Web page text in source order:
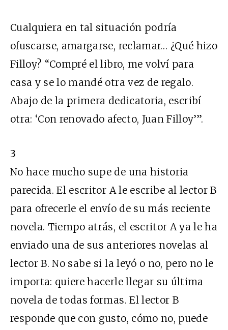
Cualquiera en tal situación podría
ofuscarse, amargarse, reclamar… ¿Qué hizo
Filloy? “Compré el libro, me volví para
casa y se lo mandé otra vez de regalo.
Abajo de la primera dedicatoria, escribí
otra: ‘Con renovado afecto, Juan Filloy’”.
3
No hace mucho supe de una historia
parecida. El escritor A le escribe al lector B
para ofrecerle el envío de su más reciente
novela. Tiempo atrás, el escritor A ya le ha
enviado una de sus anteriores novelas al
lector B. No sabe si la leyó o no, pero no le
importa: quiere hacerle llegar su última
novela de todas formas. El lector B
responde que con gusto, cómo no, puede